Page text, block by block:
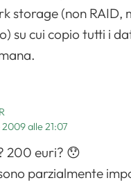
storage (non RAID,
su cui copio tutti i
alle 21:07
200 euri? 😯
parzialmente